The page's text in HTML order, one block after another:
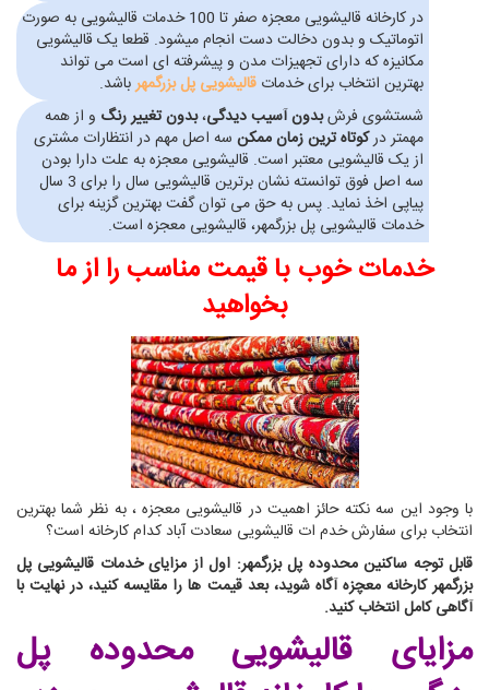
در کارخانه قالیشویی معجزه صفر تا 100 خدمات قالیشویی به صورت
اتوماتیک و بدون دخالت دست انجام میشود. قطعا یک قالیشویی
مکانیزه که دارای تجهیزات مدن و پیشرفته ای است می تواند
بهترین انتخاب برای خدمات قالیشویی پل بزرگمهرباشد.
شستشوی فرشبدون آسیب دیدگی،بدون تغییر رنگ و از همه
مهمتر درکوتاه ترین زمان ممکن سه اصل مهم در انتظارات مشتری
از یک قالیشویی معتبر است. قالیشویی معجزه به علت دارا بودن
سه اصل فوق توانسته نشان برترین قالیشویی سال را برای 3 سال
پیاپی اخذ نماید. پس به حق می توان گفت بهترین گزینه برای
خدمات قالیشویی پل بزرگمهر، قالیشویی معجزه است.
خدمات خوب با قیمت مناسب را از ما
بخواهید
با وجود این سه نکته حائز اهمیت در قالیشویی معجزه ، به نظر شما بهترین
انتخاب برای سفارش خدم ات قالیشویی سعادت آباد کدام کارخانه است؟
قابل توجه ساکنین محدوده پل بزرگمهر: اول از مزایای خدمات قالیشویی پل
بزرگمهر کارخانه معچزه آگاه شوید، بعد قیمت ها را مقایسه کنید، در نهایت با
آگاهی کامل انتخاب کنید.
مزایای قالیشویی محدوده پل